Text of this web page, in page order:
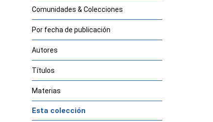
Comunidades & Colecciones
Por fecha de publicación
Autores
Títulos
Materias
Esta colección